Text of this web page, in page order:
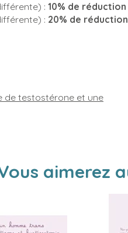
: 10% de réduction
: 20% de réduction
de testostérone et une
aimerez